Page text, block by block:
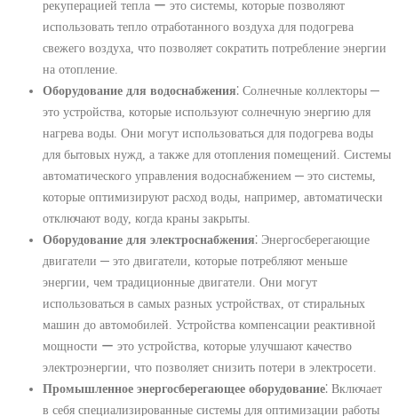
рекуперацией тепла ー это системы, которые позволяют
использовать тепло отработанного воздуха для подогрева
свежего воздуха, что позволяет сократить потребление энергии
на отопление.
Оборудование для водоснабжения⁚ Солнечные коллекторы ─
это устройства, которые используют солнечную энергию для
нагрева воды. Они могут использоваться для подогрева воды
для бытовых нужд, а также для отопления помещений. Системы
автоматического управления водоснабжением ─ это системы,
которые оптимизируют расход воды, например, автоматически
отключают воду, когда краны закрыты.
Оборудование для электроснабжения⁚ Энергосберегающие
двигатели ─ это двигатели, которые потребляют меньше
энергии, чем традиционные двигатели. Они могут
использоваться в самых разных устройствах, от стиральных
машин до автомобилей. Устройства компенсации реактивной
мощности ー это устройства, которые улучшают качество
электроэнергии, что позволяет снизить потери в электросети.
Промышленное энергосберегающее оборудование⁚ Включает
в себя специализированные системы для оптимизации работы